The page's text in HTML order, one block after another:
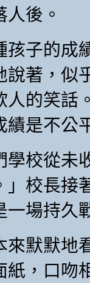
人後。
孩子的
說著，似
人的笑話
績是不公
學校從
」校長接
一場持久
來默默地
紙，口吻